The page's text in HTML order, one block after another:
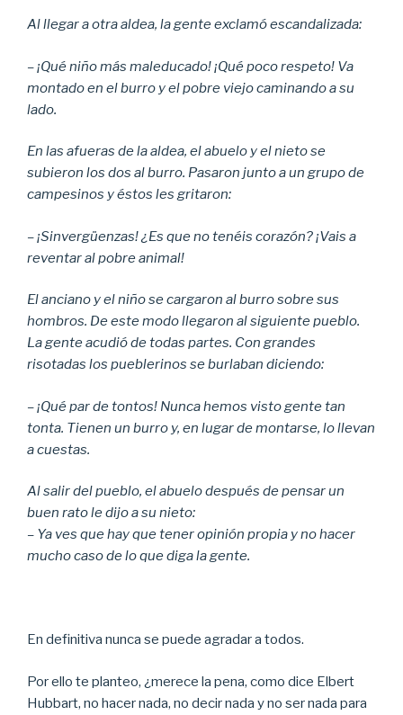
Al llegar a otra aldea, la gente exclamó escandalizada:
– ¡Qué niño más maleducado! ¡Qué poco respeto! Va
montado en el burro y el pobre viejo caminando a su
lado.
En las afueras de la aldea, el abuelo y el nieto se
subieron los dos al burro. Pasaron junto a un grupo de
campesinos y éstos les gritaron:
– ¡Sinvergüenzas! ¿Es que no tenéis corazón? ¡Vais a
reventar al pobre animal!
El anciano y el niño se cargaron al burro sobre sus
hombros. De este modo llegaron al siguiente pueblo.
La gente acudió de todas partes. Con grandes
risotadas los pueblerinos se burlaban diciendo:
– ¡Qué par de tontos! Nunca hemos visto gente tan
tonta. Tienen un burro y, en lugar de montarse, lo llevan
a cuestas.
Al salir del pueblo, el abuelo después de pensar un
buen rato le dijo a su nieto:
– Ya ves que hay que tener opinión propia y no hacer
mucho caso de lo que diga la gente.
En definitiva nunca se puede agradar a todos.
Por ello te planteo, ¿merece la pena, como dice Elbert
Hubbart, no hacer nada, no decir nada y no ser nada para